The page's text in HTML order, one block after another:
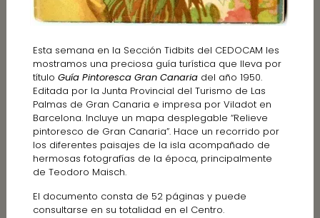
Esta semana en la Sección Tidbits del CEDOCAM les
mostramos una preciosa guía turística que lleva por
título Guía Pintoresca Gran Canariadel año 1950.
Editada por la Junta Provincial del Turismo de Las
Palmas de Gran Canaria e impresa por Viladot en
Barcelona. Incluye un mapa desplegable “Relieve
pintoresco de Gran Canaria”. Hace un recorrido por
los diferentes paisajes de la isla acompañado de
hermosas fotografías de la época, principalmente
de Teodoro Maisch.
El documento consta de 52 páginas y puede
consultarse en su totalidad en el Centro.